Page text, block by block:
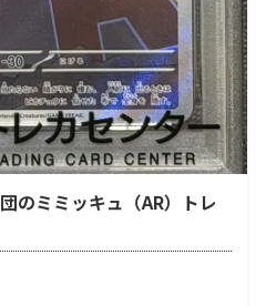
のミミッキュ（AR）トレ